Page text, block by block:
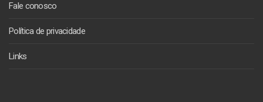
Fale conosco
Política de privacidade
Links